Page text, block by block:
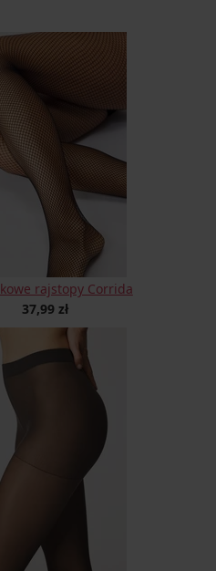
rajstopy Corrida
37,99 zł